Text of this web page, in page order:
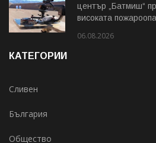
център „Батмиш“
високата
06.08.2026
КАТЕГОРИИ
Сливен
България
Общество